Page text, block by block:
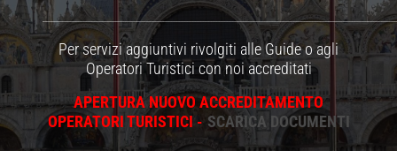
Per servizi aggiuntivi rivolgiti alle Guide o agli
Operatori Turistici con noi accreditati
APERTURA NUOVO ACCREDITAMENTO
OPERATORI TURISTICI - SCARICA DOCUMENTI